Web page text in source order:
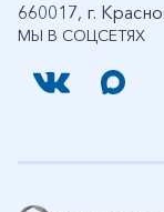
МЫ В СОЦСЕТЯХ
660017, г.